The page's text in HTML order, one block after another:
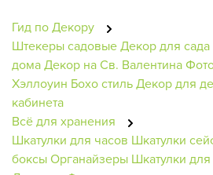
Гид по Декору
Штекеры садовыеДекор для сада
домаДекор на Св. Валентина
Хэллоуин Бохо стильДекор для
кабинета
Всё для хранения
Шкатулки для часов Шкатулки
боксыОрганайзеры Шкатулки